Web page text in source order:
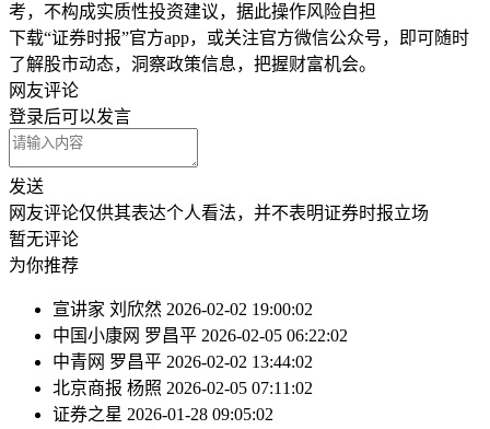
考，不构成实质性投资建议，据此操作风险自担
下载“证券时报”官方app，或关注官方微信公众号，即可随时
了解股市动态，洞察政策信息，把握财富机会。
网友评论
登录后可以发言
发送
网友评论仅供其表达个人看法，并不表明证券时报立场
暂无评论
为你推荐
宣讲家 刘欣然 2026-02-02 19:00:02
中国小康网 罗昌平 2026-02-05 06:22:02
中青网 罗昌平 2026-02-02 13:44:02
北京商报 杨照 2026-02-05 07:11:02
证券之星 2026-01-28 09:05:02